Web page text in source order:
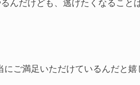
んだけども、逃げたくなること
ご満足いただけているんだと嬉